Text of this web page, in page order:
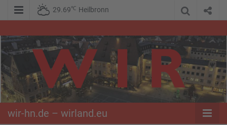
29.69℃ Heilbronn
wir-hn.de –
wirland.eu
wir-hn.de – wirland.eu